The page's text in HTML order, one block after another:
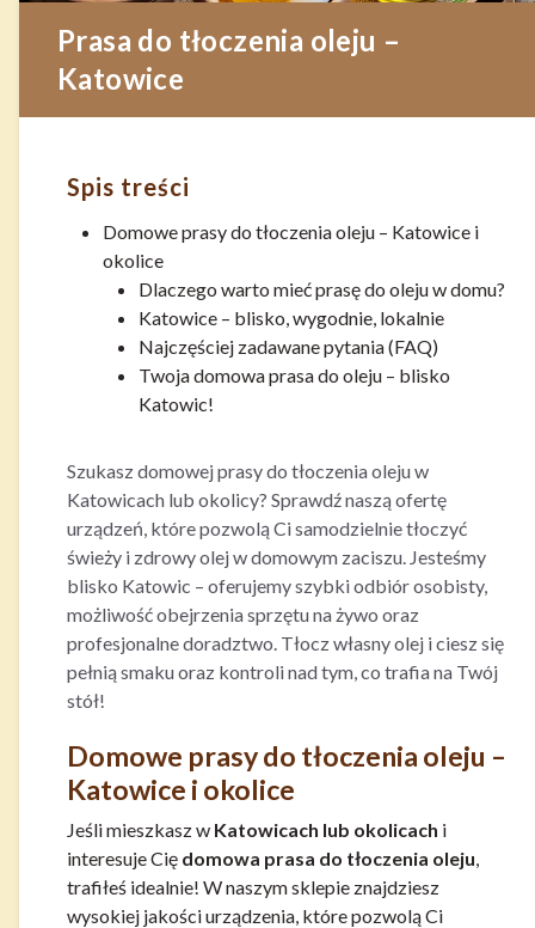
Prasa do tłoczenia oleju –
Katowice
Spis treści
Domowe prasy do tłoczenia oleju – Katowice i
okolice
Dlaczego warto mieć prasę do oleju w domu?
Katowice – blisko, wygodnie, lokalnie
Najczęściej zadawane pytania (FAQ)
Twoja domowa prasa do oleju – blisko
Katowic!
Szukasz domowej prasy do tłoczenia oleju w
Katowicach lub okolicy? Sprawdź naszą ofertę
urządzeń, które pozwolą Ci samodzielnie tłoczyć
świeży i zdrowy olej w domowym zaciszu. Jesteśmy
blisko Katowic – oferujemy szybki odbiór osobisty,
możliwość obejrzenia sprzętu na żywo oraz
profesjonalne doradztwo. Tłocz własny olej i ciesz się
pełnią smaku oraz kontroli nad tym, co trafia na Twój
stół!
Domowe prasy do tłoczenia oleju –
Katowice i okolice
Jeśli mieszkasz w Katowicach lub okolicach i
interesuje Cię domowa prasa do tłoczenia oleju,
trafiłeś idealnie! W naszym sklepie znajdziesz
wysokiej jakości urządzenia, które pozwolą Ci